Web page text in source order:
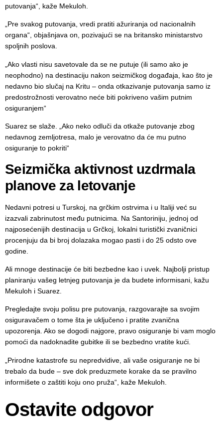
putovanja“, kaže Mekuloh.
„Pre svakog putovanja, vredi pratiti ažuriranja od nacionalnih
organa“, objašnjava on, pozivajući se na britansko ministarstvo
spoljnih poslova.
„Ako vlasti nisu savetovale da se ne putuje (ili samo ako je
neophodno) na destinaciju nakon seizmičkog događaja, kao što je
nedavno bio slučaj na Kritu – onda otkazivanje putovanja samo iz
predostrožnosti verovatno neće biti pokriveno vašim putnim
osiguranjem“
Suarez se slaže. „Ako neko odluči da otkaže putovanje zbog
nedavnog zemljotresa, malo je verovatno da će mu putno
osiguranje to pokriti“
Seizmička aktivnost uzdrmala
planove za letovanje
Nedavni potresi u Turskoj, na grčkim ostrvima i u Italiji već su
izazvali zabrinutost među putnicima. Na Santoriniju, jednoj od
najposećenijih destinacija u Grčkoj, lokalni turistički zvaničnici
procenjuju da bi broj dolazaka mogao pasti i do 25 odsto ove
godine.
Ali mnoge destinacije će biti bezbedne kao i uvek. Najbolji pristup
planiranju vašeg letnjeg putovanja je da budete informisani, kažu
Mekuloh i Suarez.
Pregledajte svoju polisu pre putovanja, razgovarajte sa svojim
osiguravačem o tome šta je uključeno i pratite zvanična
upozorenja. Ako se dogodi najgore, pravo osiguranje bi vam moglo
pomoći da nadoknadite gubitke ili se bezbedno vratite kući.
„Prirodne katastrofe su nepredvidive, ali vaše osiguranje ne bi
trebalo da bude – sve dok preduzmete korake da se pravilno
informišete o zaštiti koju ono pruža“, kaže Mekuloh.
Ostavite odgovor